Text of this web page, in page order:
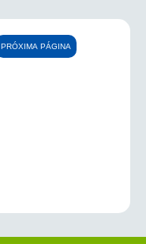
PRÓXIMA PÁGINA